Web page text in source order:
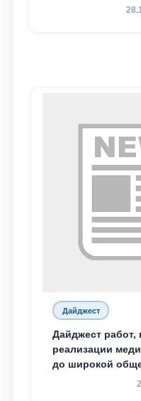
Дайджест
Дайджест
реализации
до широкой
содержания